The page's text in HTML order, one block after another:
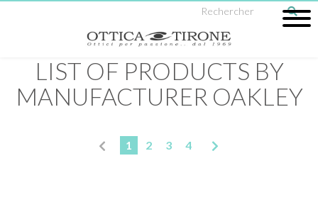
LIST OF PRODUCTS BY
MANUFACTURER OAKLEY
1 2 3 4